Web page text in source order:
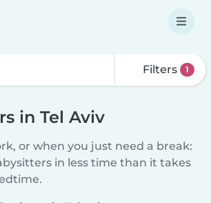
Filters 1
in Tel Aviv
or when you just need a break:
in less time than it takes